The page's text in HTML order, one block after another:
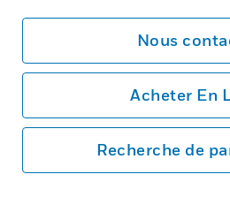
Nous
Acheter En
Recherche de